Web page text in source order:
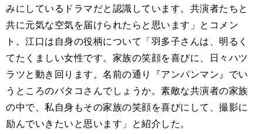
みにしているドラマだと認識しています。共演者たちと
共に元気な空気を届けられたらと思います」とコメン
ト。江口は自身の役柄について「羽多子さんは、明るく
てたくましい女性です。家族の笑顔を喜びに、日々ハツ
ラツと動き回ります。名前の通り『アンパンマン』でい
うところのバタコさんでしょうか。素敵な共演者の家族
の中で、私自身もその家族の笑顔を喜びにして、撮影に
励んでいきたいと思います」と紹介した。